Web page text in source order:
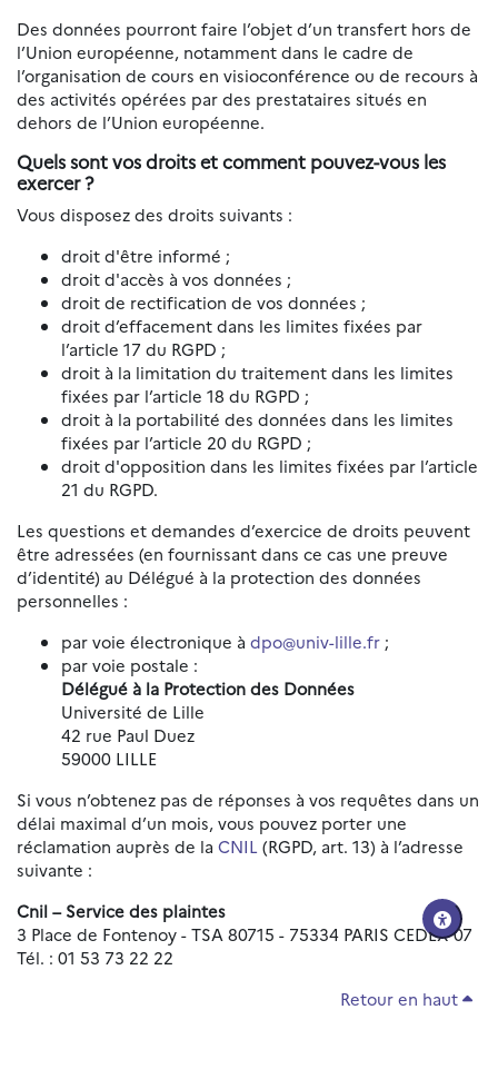
Des données pourront faire l’objet d’un transfert hors de
l’Union européenne, notamment dans le cadre de
l’organisation de cours en visioconférence ou de recours à
des activités opérées par des prestataires situés en
dehors de l’Union européenne.
Quels sont vos droits et comment pouvez-vous les
exercer ?
Vous disposez des droits suivants :
droit d'être informé ;
droit d'accès à vos données ;
droit de rectification de vos données ;
droit d’effacement dans les limites fixées par
l’article 17 du RGPD ;
droit à la limitation du traitement dans les limites
fixées par l’article 18 du RGPD ;
droit à la portabilité des données dans les limites
fixées par l’article 20 du RGPD ;
droit d'opposition dans les limites fixées par l’article
21 du RGPD.
Les questions et demandes d’exercice de droits peuvent
être adressées (en fournissant dans ce cas une preuve
d’identité) au Délégué à la protection des données
personnelles :
par voie électronique à dpo@univ-lille.fr ;
par voie postale :
Délégué à la Protection des Données
Université de Lille
42 rue Paul Duez
59000 LILLE
Si vous n’obtenez pas de réponses à vos requêtes dans un
délai maximal d’un mois, vous pouvez porter une
réclamation auprès de la CNIL (RGPD, art. 13) à l’adresse
suivante :
Cnil – Service des plaintes
3 Place de Fontenoy - TSA 80715 - 75334 PARIS CEDEX 07
Tél. : 01 53 73 22 22
Retour en haut